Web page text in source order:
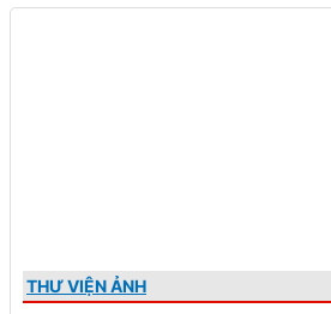
THƯ VIỆN ẢNH